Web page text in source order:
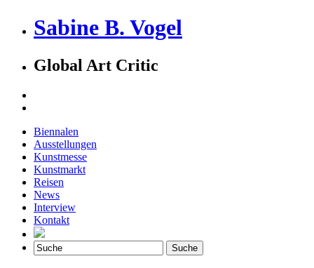
Sabine B. Vogel
Global Art Critic
Biennalen
Ausstellungen
Kunstmesse
Kunstmarkt
Reisen
News
Interview
Kontakt